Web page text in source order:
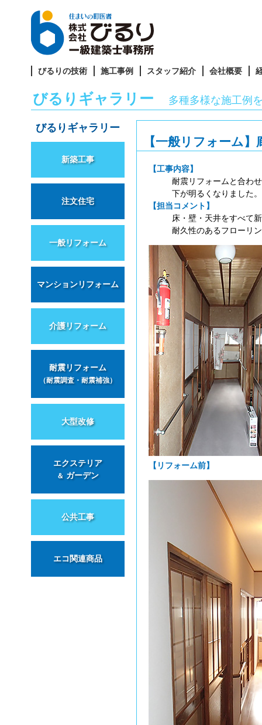
びるりの技術 施工事例 スタッフ紹介 会社概要
びるりギャラリー 多種多様な施工例
【一般リフォーム
【工事内容】
耐震リフォームと合わ
下が明るくなりました。
【担当コメント】
床・壁・天井をすべて
耐久性のあるフローリ
【リフォーム前】
びるりギャラリー
新築工事
注文住宅
一般リフォーム
マンションリフォーム
介護リフォーム
耐震リフォーム
（耐震調査・耐震補強）
大型改修
エクステリア
＆ ガーデン
公共工事
エコ関連商品